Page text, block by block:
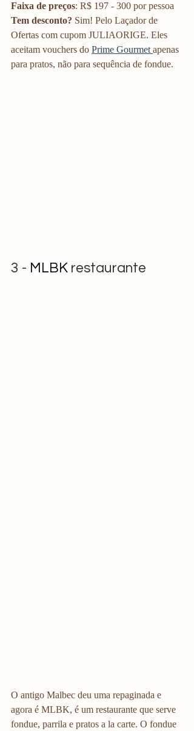
Faixa de preços: R$ 197 - 300 por pessoa
Tem desconto? Sim! Pelo Laçador de
Ofertas com cupom JULIAORIGE. Eles
aceitam vouchers do Prime Gourmet apenas
para pratos, não para sequência de fondue.
3 - MLBK restaurante
O antigo Malbec deu uma repaginada e
agora é MLBK, é um restaurante que serve
fondue, parrila e pratos a la carte. O fondue